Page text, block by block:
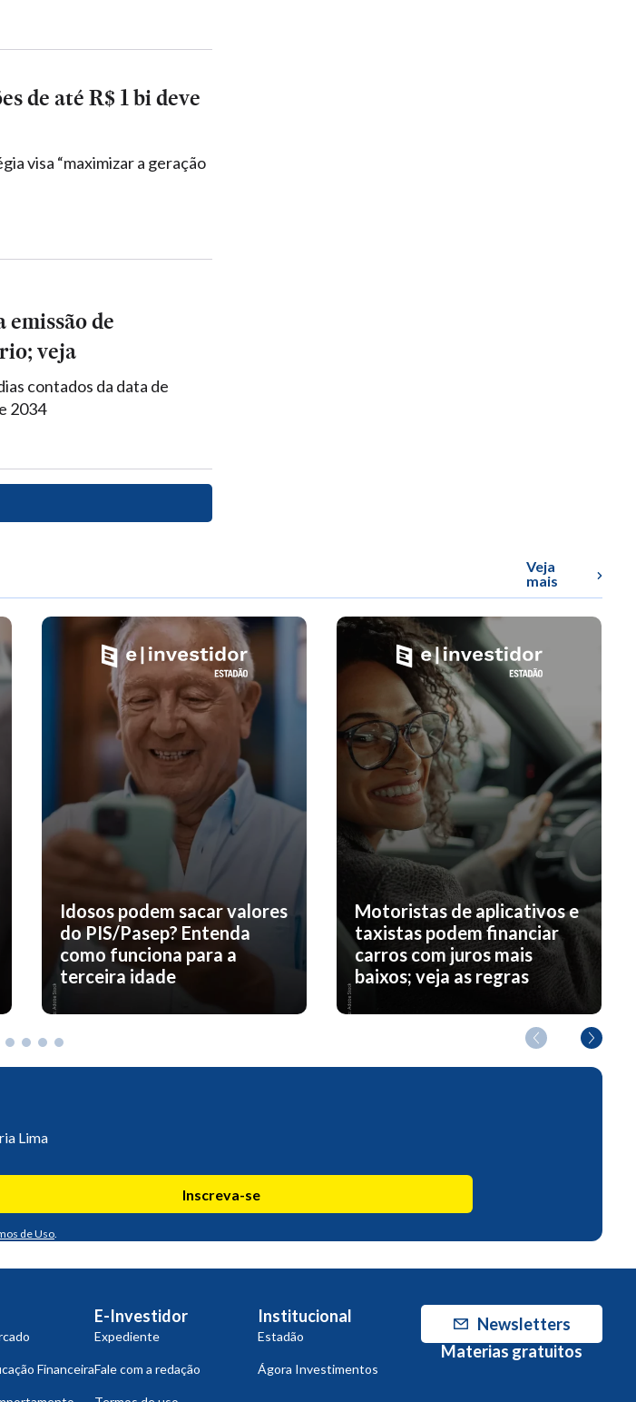
de até R$ 1 bi deve
visa “maximizar a geração
emissão de
veja
contados da data de
2034
Veja
mais
Idosos podem sacar valores
do PIS/Pasep? Entenda
como funciona para a
terceira idade
Motoristas de aplicativos e
taxistas podem financiar
carros com juros mais
baixos; veja as regras
Lima
Inscreva-se
de Uso.
Financeira
E-Investidor
Expediente
Fale com a redação
Institucional
Estadão
Ágora Investimentos
Newsletters
Materias gratuitos